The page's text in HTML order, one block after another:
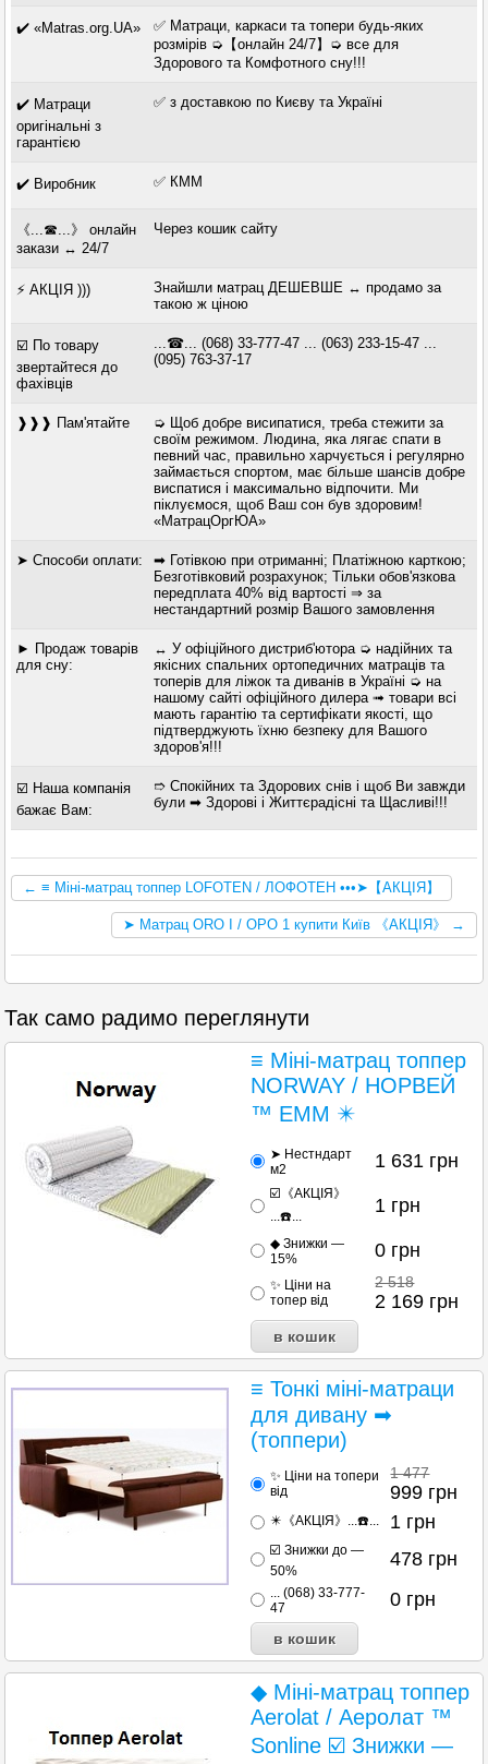
✔️ «Matras.org.UA»
✅ Матраци, каркаси та топери будь-яких
розмірів ➭【онлайн 24/7】➭ все для
Здорового та Комфотного сну!!!
✔️ Матраци
оригінальні з
гарантією
✅ з доставкою по Києву та Україні
✔️ Виробник ✅ КММ
《...☎...》 онлайн
закази ↔ 24/7
Через кошик сайту
⚡ АКЦІЯ )))
Знайшли матрац ДЕШЕВШЕ ↔ продамо за
такою ж ціною
☑️ По товару
звертайтеся до
фахівців
...☎... (068) 33-777-47 ... (063) 233-15-47 ...
(095) 763-37-17
❱❱❱ Пам'ятайте
➭ Щоб добре висипатися, треба стежити за
своїм режимом. Людина, яка лягає спати в
певний час, правильно харчується і регулярно
займається спортом, має більше шансів добре
виспатися і максимально відпочити. Ми
піклуємося, щоб Ваш сон був здоровим!
«МатрацОргЮА»
➤ Способи оплати:
➡ Готівкою при отриманні; Платіжною карткою;
Безготівковий розрахунок; Тільки обов'язкова
передплата 40% від вартості ⇒ за
нестандартний розмір Вашого замовлення
► Продаж товарів
для сну:
↔ У офіційного дистриб'ютора ➭ надійних та
якісних спальних ортопедичних матраців та
топерів для ліжок та диванів в Україні ➭ на
нашому сайті офіційного дилера ➟ товари всі
мають гарантію та сертифікати якості, що
підтверджують їхню безпеку для Вашого
здоров'я!!!
☑️ Наша компанія
бажає Вам:
➱ Спокійних та Здорових снів і щоб Ви завжди
були ➡ Здорові і Життєрадісні та Щасливі!!!
← ≡ Міні-матрац топпер LOFOTEN / ЛОФОТЕН •••➤【АКЦІЯ】
➤ Матрац ORO I / ОРО 1 купити Київ 《АКЦІЯ》 →
Так само радимо переглянути
≡ Міні-матрац топпер
NORWAY / НОРВЕЙ
™ ЕММ ✴️
➤ Нестндарт
м2
1 631 грн
☑️《АКЦІЯ》
...☎️...
1 грн
◆ Знижки —
15%
0 грн
✨ Ціни на
топер від
2 518
2 169 грн
≡ Тонкі міні-матраци
для дивану ➡
(топпери)
✨ Ціни на топери
від
1 477
999 грн
✴️《АКЦІЯ》...☎️... 1 грн
☑️ Знижки до —
50%
478 грн
... (068) 33-777-
47
0 грн
◆ Міні-матрац топпер
Aerolat / Аеролат ™
Sonline ☑️ Знижки —